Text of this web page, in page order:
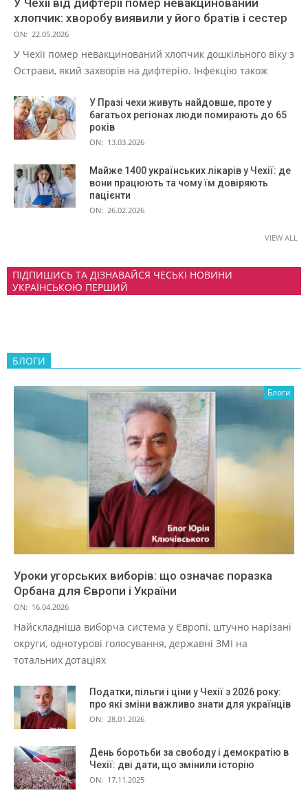
У Чехії від дифтерії помер невакцинований
хлопчик: хворобу виявили у його братів і сестер
ON: 22.05.2026
У Чехії помер невакцинований хлопчик дошкільного віку з
Острави, який захворів на дифтерію. Інфекцію також
У Празі чехи живуть найдовше, проте у
багатьох регіонах люди помирають до 65
років
ON: 13.03.2026
Майже 1400 українських лікарів у Чехії: де
вони працюють та чому їм довіряють
пацієнти
ON: 26.02.2026
VIEW ALL
ПІДПИШИСЬ ТА ДІЗНАВАЙСЯ ЧЕСЬКІ НОВИНИ
УКРАЇНСЬКОЮ ПЕРШИЙ
БЛОГИ
Блоги
Уроки угорських виборів: що означає поразка
Орбана для Європи і України
ON: 16.04.2026
Найскладніша виборча система у Європі, штучно нарізані
округи, однотурові голосування, державні ЗМІ на
тотальних дотаціях
Податки, пільги і ціни у Чехії з 2026 року:
про які зміни важливо знати для українців
ON: 28.01.2026
День боротьби за свободу і демократію в
Чехії: дві дати, що змінили історію
ON: 17.11.2025